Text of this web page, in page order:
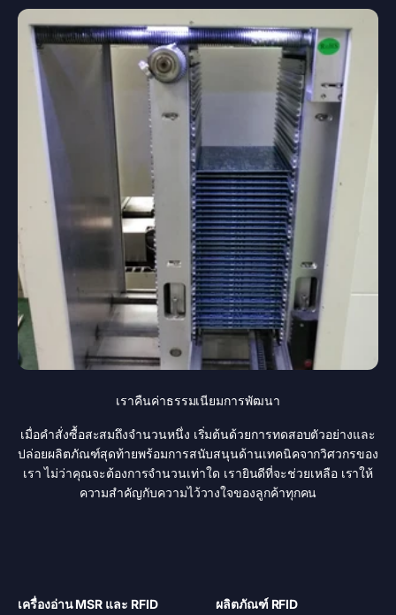
เราคืนค่าธรรมเนียมการพัฒนา
เมื่อคำสั่งซื้อสะสมถึงจำนวนหนึ่ง เริ่มต้นด้วยการทดสอบตัวอย่างและ
ปล่อยผลิตภัณฑ์สุดท้ายพร้อมการสนับสนุนด้านเทคนิคจากวิศวกรของ
เรา ไม่ว่าคุณจะต้องการจำนวนเท่าใด เรายินดีที่จะช่วยเหลือ เราให้
ความสำคัญกับความไว้วางใจของลูกค้าทุกคน
เครื่องอ่าน MSR และ RFID ผลิตภัณฑ์ RFID